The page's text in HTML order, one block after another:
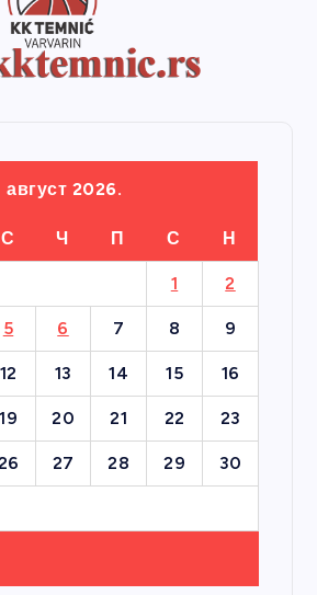
август 2026.
С Ч П С Н
1 2
5 6 7 8 9
12 13 14 15 16
19 20 21 22 23
27 28 29 30